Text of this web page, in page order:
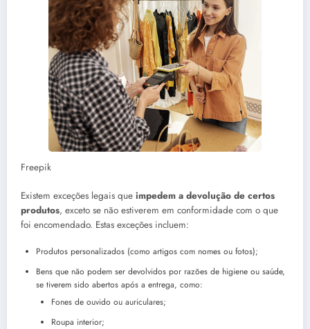
Freepik
Existem exceções legais que impedem a devolução de certos
produtos, exceto se não estiverem em conformidade com o que
foi encomendado. Estas exceções incluem:
Produtos personalizados (como artigos com nomes ou fotos);
Bens que não podem ser devolvidos por razões de higiene ou saúde,
se tiverem sido abertos após a entrega, como:
Fones de ouvido ou auriculares;
Roupa interior;